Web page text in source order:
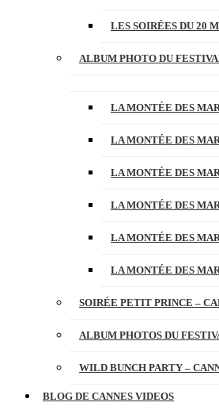
LES SOIRÉES DU 20
ALBUM PHOTO DU
LA MONTÉE DES
LA MONTÉE DES
LA MONTÉE DES
LA MONTÉE DES
LA MONTÉE DES
LA MONTÉE DES
SOIRÉE PETIT PRINCE –
ALBUM PHOTOS DU
WILD BUNCH PARTY –
BLOG DE CANNES VIDEOS